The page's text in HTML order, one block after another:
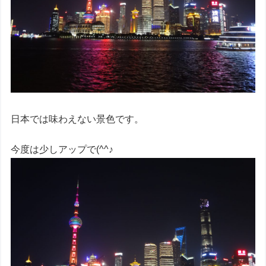
日本では味わえない景色です。
今度は少しアップで(^^♪